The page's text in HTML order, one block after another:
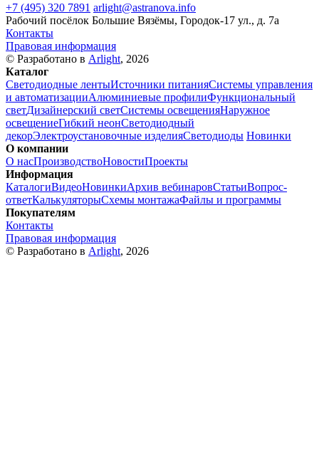
+7 (495) 320 7891 arlight@astranova.info
Рабочий посёлок Большие Вязёмы, Городок-17 ул., д. 7а
Контакты
Правовая информация
© Разработано в Arlight, 2026
Каталог
Светодиодные лентыИсточники питанияСистемы управления
и автоматизацииАлюминиевые профилиФункциональный
светДизайнерский светСистемы освещенияНаружное
освещениеГибкий неонСветодиодный
декорЭлектроустановочные изделияСветодиоды Новинки
О компании
О насПроизводствоНовостиПроекты
Информация
КаталогиВидеоНовинкиАрхив вебинаровСтатьиВопрос-
ответКалькуляторыСхемы монтажаФайлы и программы
Покупателям
Контакты
Правовая информация
© Разработано в Arlight, 2026